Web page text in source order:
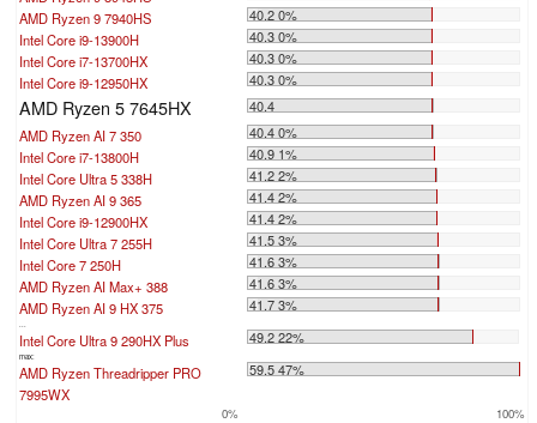
AMD Ryzen 9 7940HS
40.2 0%
Intel Core i9-13900H
40.3 0%
Intel Core i7-13700HX
40.3 0%
Intel Core i9-12950HX
40.3 0%
AMD Ryzen 5 7645HX
40.4
AMD Ryzen AI 7 350
40.4 0%
Intel Core i7-13800H
40.9 1%
Intel Core Ultra 5 338H
41.2 2%
AMD Ryzen AI 9 365
41.4 2%
Intel Core i9-12900HX
41.4 2%
Intel Core Ultra 7 255H
41.5 3%
Intel Core 7 250H
41.6 3%
AMD Ryzen AI Max+ 388
41.6 3%
AMD Ryzen AI 9 HX 375
41.7 3%
Intel Core Ultra 9 290HX Plus 49.2 22%
max:
AMD Ryzen Threadripper PRO
7995WX
59.5 47%
0% 100%